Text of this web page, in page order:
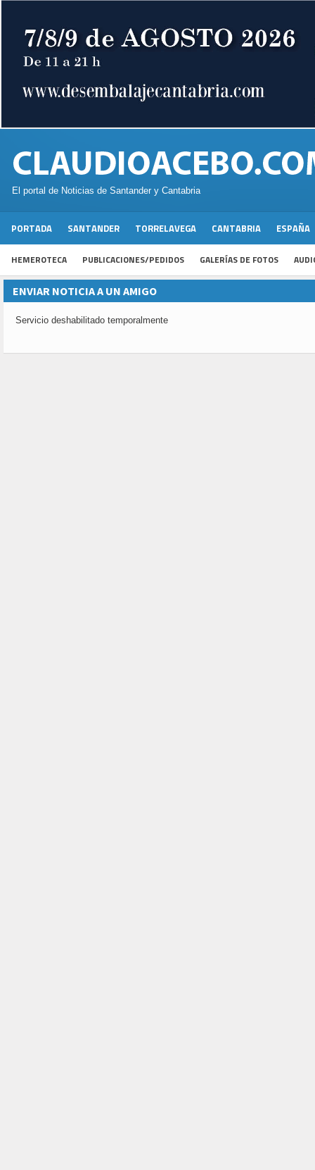
El portal de Noticias de Santander y Cantabria
PORTADA SANTANDER TORRELAVEGA CANTABRIA ESPAÑA
HEMEROTECA PUBLICACIONES/PEDIDOS GALERÍAS DE FOTOS
ENVIAR NOTICIA A UN AMIGO
Servicio deshabilitado temporalmente